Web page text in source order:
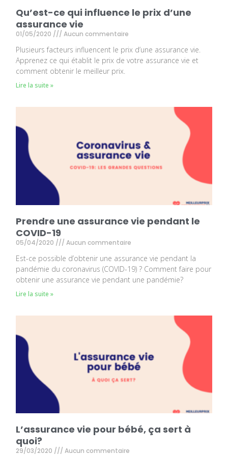
Qu’est-ce qui influence le prix d’une
assurance vie
01/05/2020 Aucun commentaire
Plusieurs facteurs influencent le prix d’une assurance vie.
Apprenez ce qui établit le prix de votre assurance vie et
comment obtenir le meilleur prix.
Lire la suite »
Prendre une assurance vie pendant le
COVID-19
05/04/2020 Aucun commentaire
Est-ce possible d’obtenir une assurance vie pendant la
pandémie du coronavirus (COVID-19) ? Comment faire pour
obtenir une assurance vie pendant une pandémie?
Lire la suite »
L’assurance vie pour bébé, ça sert à
quoi?
29/03/2020 Aucun commentaire